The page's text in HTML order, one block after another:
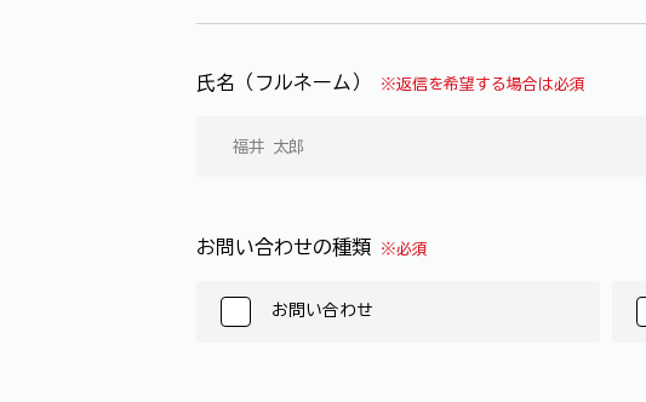
氏名（フルネーム） ※返信を希望する場合は必須
お問い合わせの種類 ※必須
お問い合わせ